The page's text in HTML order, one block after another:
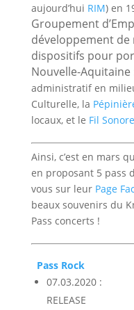
aujourd’hui RIM) en
Groupement
développement
dispositifs pour
Nouvelle-Aquitaine
administratif en
Culturelle, la
locaux, et le Fil Sonore
Ainsi, c’est en mars
en proposant 5 pass
vous sur leur Page
beaux souvenirs du
Pass concerts !
Pass Rock
07.03.2020 :
RELEASE